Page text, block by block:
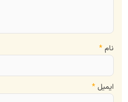
نام *
ایمیل *